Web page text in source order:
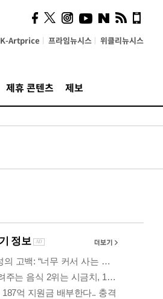
K-Artprice 프라임뉴시스 위클리뉴시스
제휴 콘텐츠 제보
시, 스마트폰 액세서리에
NFC 더했다